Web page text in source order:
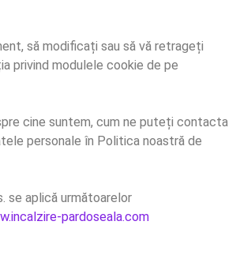
să modificați sau să vă retrageți
privind modulele cookie de pe
cine suntem, cum ne puteți contacta
personale în Politica noastră de
se aplică următoarelor
pardoseala.com